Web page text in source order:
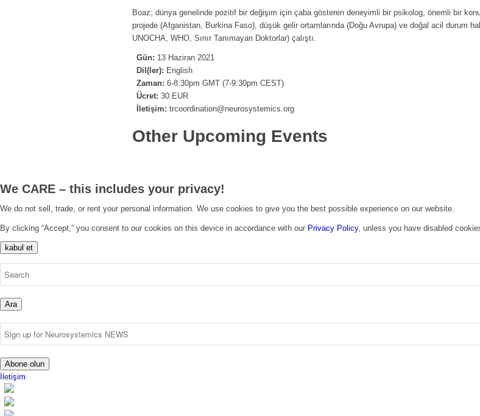
Boaz; dünya genelinde pozitif bir değişim için çaba gösteren deneyimli bir psikolog, önemli bir
projede (Afganistan, Burkina Faso), düşük gelir ortamlarında (Doğu Avrupa) ve doğal acil durum
UNOCHA, WHO, Sınır Tanımayan Doktorlar) çalıştı.
Gün: 13 Haziran 2021
Dil(ler): English
Zaman: 6-8.30pm GMT (7-9:30pm CEST)
Ücret: 30 EUR
İletişim: trcoordination@neurosystemics.org
Other Upcoming Events
We CARE – this includes your privacy!
We do not sell, trade, or rent your personal information. We use cookies to give you the best possible experience on our website.
By clicking “Accept,” you consent to our cookies on this device in accordance with our Privacy Policy, unless you have disabled
kabul et
Ara
Abone olun
İletişim